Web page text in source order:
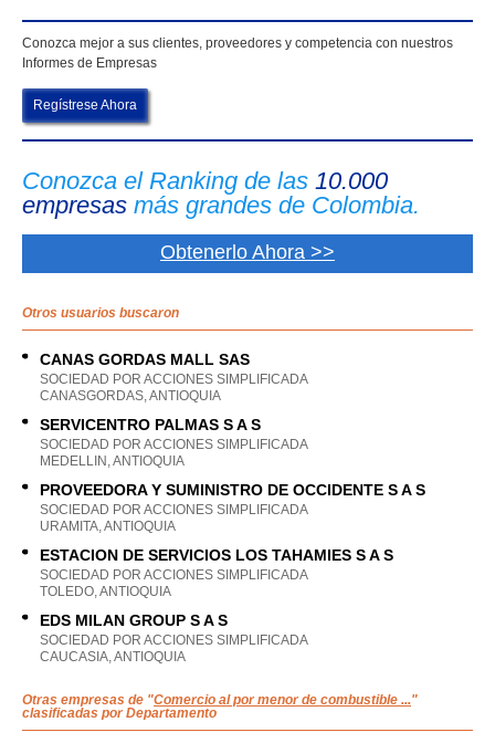
Conozca mejor a sus clientes, proveedores y competencia con nuestros
Informes de Empresas
Regístrese Ahora
Conozca el Ranking de las 10.000
empresas más grandes de Colombia.
Obtenerlo Ahora >>
Otros usuarios buscaron
CANAS GORDAS MALL SAS
SOCIEDAD POR ACCIONES SIMPLIFICADA
CANASGORDAS, ANTIOQUIA
SERVICENTRO PALMAS S A S
SOCIEDAD POR ACCIONES SIMPLIFICADA
MEDELLIN, ANTIOQUIA
PROVEEDORA Y SUMINISTRO DE OCCIDENTE S A S
SOCIEDAD POR ACCIONES SIMPLIFICADA
URAMITA, ANTIOQUIA
ESTACION DE SERVICIOS LOS TAHAMIES S A S
SOCIEDAD POR ACCIONES SIMPLIFICADA
TOLEDO, ANTIOQUIA
EDS MILAN GROUP S A S
SOCIEDAD POR ACCIONES SIMPLIFICADA
CAUCASIA, ANTIOQUIA
Otras empresas de "Comercio al por menor de combustible ..."
clasificadas por Departamento